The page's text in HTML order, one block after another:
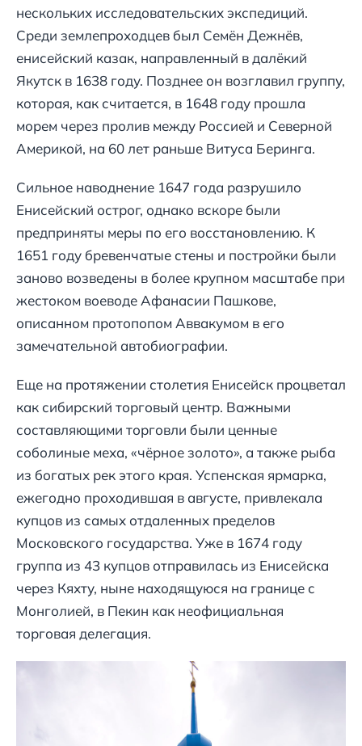
нескольких исследовательских экспедиций.
Среди землепроходцев был Семён Дежнёв,
енисейский казак, направленный в далёкий
Якутск в 1638 году. Позднее он возглавил группу,
которая, как считается, в 1648 году прошла
морем через пролив между Россией и Северной
Америкой, на 60 лет раньше Витуса Беринга.
Сильное наводнение 1647 года разрушило
Енисейский острог, однако вскоре были
предприняты меры по его восстановлению. К
1651 году бревенчатые стены и постройки были
заново возведены в более крупном масштабе при
жестоком воеводе Афанасии Пашкове,
описанном протопопом Аввакумом в его
замечательной автобиографии.
Еще на протяжении столетия Енисейск процветал
как сибирский торговый центр. Важными
составляющими торговли были ценные
соболиные меха, «чёрное золото», а также рыба
из богатых рек этого края. Успенская ярмарка,
ежегодно проходившая в августе, привлекала
купцов из самых отдаленных пределов
Московского государства. Уже в 1674 году
группа из 43 купцов отправилась из Енисейска
через Кяхту, ныне находящуюся на границе с
Монголией, в Пекин как неофициальная
торговая делегация.